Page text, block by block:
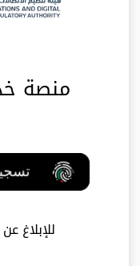
منصة
للإبلاغ